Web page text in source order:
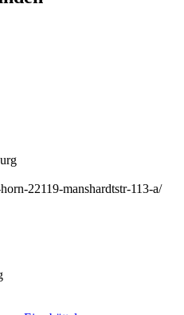
22119-manshardtstr-113-a/